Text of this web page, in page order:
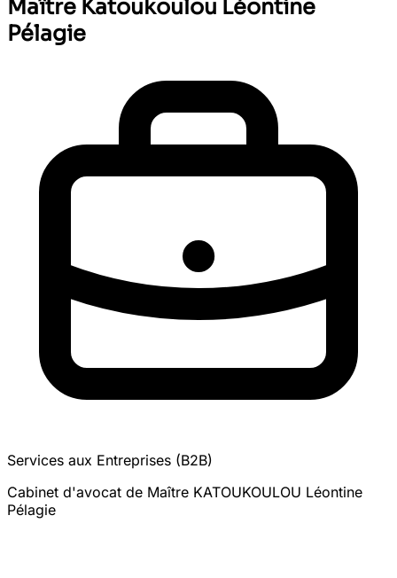
Maître Katoukoulou Léontine
Pélagie
Services aux Entreprises (B2B)
Cabinet d'avocat de Maître KATOUKOULOU Léontine
Pélagie